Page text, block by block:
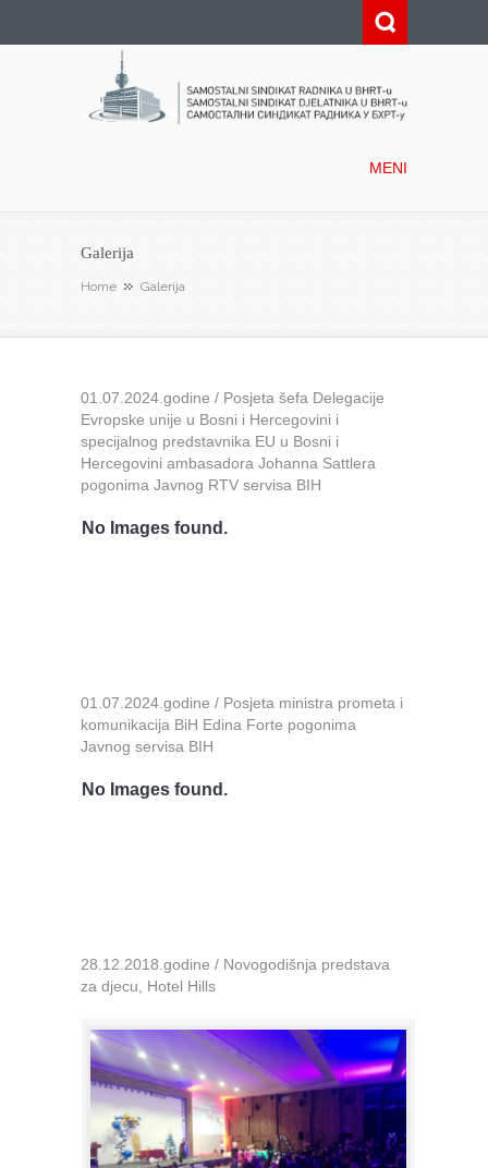
MENI
Galerija
Home Galerija
01.07.2024.godine / Posjeta šefa Delegacije
Evropske unije u Bosni i Hercegovini i
specijalnog predstavnika EU u Bosni i
Hercegovini ambasadora Johanna Sattlera
pogonima Javnog RTV servisa BIH
No Images found.
01.07.2024.godine / Posjeta ministra prometa i
komunikacija BiH Edina Forte pogonima
Javnog servisa BIH
No Images found.
28.12.2018.godine / Novogodišnja predstava
za djecu, Hotel Hills